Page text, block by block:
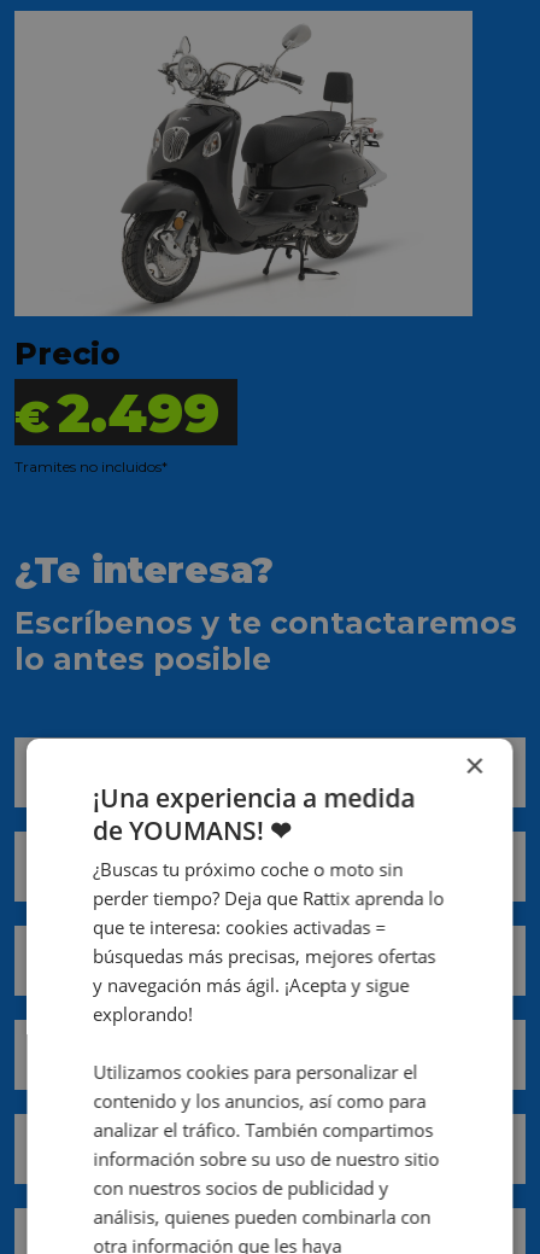
¿Te interesa?
Escríbenos y te contactaremos
lo antes posible
Apellidos *
Email *
Comunidad *
Provincia *
Precio
€2.499
Tramites no incluidos*
×
¡Una experiencia a medida
de YOUMANS! ❤
¿Buscas tu próximo coche o moto sin
perder tiempo? Deja que Rattix aprenda lo
que te interesa: cookies activadas =
búsquedas más precisas, mejores ofertas
y navegación más ágil. ¡Acepta y sigue
explorando!
Utilizamos cookies para personalizar el
contenido y los anuncios, así como para
analizar el tráfico. También compartimos
información sobre su uso de nuestro sitio
con nuestros socios de publicidad y
análisis, quienes pueden combinarla con
otra información que les haya